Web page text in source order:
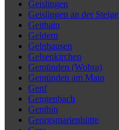
Geislingen
Geislingen an der Steige
Geithain
Geldern
Gelnhausen
Gelsenkirchen
Gemünden (Wohra)
Gemünden am Main
Genf
Gengenbach
Genthin
Georgsmarienhütte